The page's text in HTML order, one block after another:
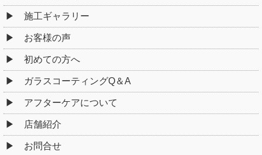
施工ギャラリー
お客様の声
初めての方へ
ガラスコーティングQ＆A
アフターケアについて
店舗紹介
お問合せ